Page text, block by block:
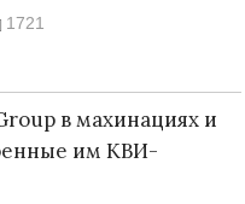
1721
в махинациях и
им КВИ-